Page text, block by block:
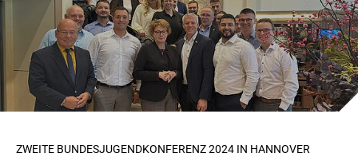
ZWEITE BUNDESJUGENDKONFERENZ 2024 IN HANNOVER